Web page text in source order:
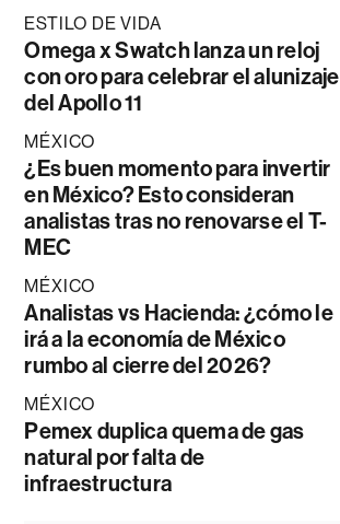
ESTILO DE VIDA
Omega x Swatch lanza un reloj
con oro para celebrar el alunizaje
del Apollo 11
MÉXICO
¿Es buen momento para invertir
en México? Esto consideran
analistas tras no renovarse el T-
MEC
MÉXICO
Analistas vs Hacienda: ¿cómo le
irá a la economía de México
rumbo al cierre del 2026?
MÉXICO
Pemex duplica quema de gas
natural por falta de
infraestructura